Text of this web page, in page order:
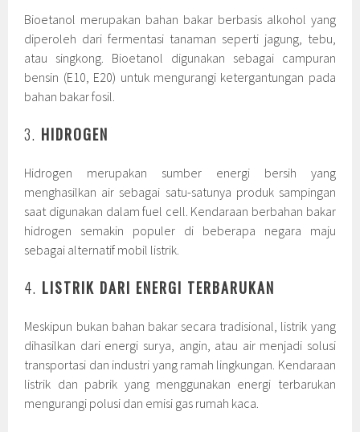
Bioetanol merupakan bahan bakar berbasis alkohol yang
diperoleh dari fermentasi tanaman seperti jagung, tebu,
atau singkong. Bioetanol digunakan sebagai campuran
bensin (E10, E20) untuk mengurangi ketergantungan pada
bahan bakar fosil.
3. HIDROGEN
Hidrogen merupakan sumber energi bersih yang
menghasilkan air sebagai satu-satunya produk sampingan
saat digunakan dalam fuel cell. Kendaraan berbahan bakar
hidrogen semakin populer di beberapa negara maju
sebagai alternatif mobil listrik.
4. LISTRIK DARI ENERGI TERBARUKAN
Meskipun bukan bahan bakar secara tradisional, listrik yang
dihasilkan dari energi surya, angin, atau air menjadi solusi
transportasi dan industri yang ramah lingkungan. Kendaraan
listrik dan pabrik yang menggunakan energi terbarukan
mengurangi polusi dan emisi gas rumah kaca.